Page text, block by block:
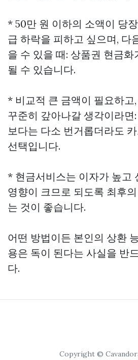
* 50만 원 이하의 소액이 당
급 하락을 피하고 싶으며, 다
을 수 있을 때: 상품권 현금화
될 수 있습니다.
* 비교적 큰 금액이 필요하고
꾸준히 갚아나갈 생각이라
보다는 다소 번거롭더라도
선택입니다.
* 현금서비스는 이자가 높고
영향이 크므로 되도록 최후
는 것이 좋습니다.
어떤 방법이든 본인의 상환
용은 독이 된다는 사실을 반
다.
Copyright ©